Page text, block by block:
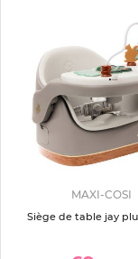
MAXI-COSI
Siège de table jay